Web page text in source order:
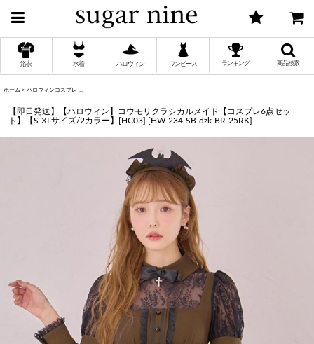
浴衣 水着 ハロウィン ワンピース ランキング 商品検索
ホーム > ハロウィンコスプレ
【即日発送】【ハロウィン】コウモリクラシカルメイド【コスプレ6点セッ
ト】【S-XLサイズ/2カラー】[HC03] [HW-234-SB-dzk-BR-25RK]